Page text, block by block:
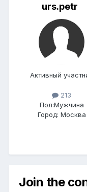
urs.petr
Активный
213
Пол:Мужчина
Город: Москва
Join the